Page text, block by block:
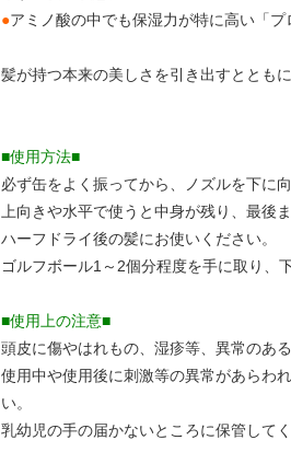
●アミノ酸の中でも保湿力が特に高い「
髪が持つ本来の美しさを引き出すととも
■使用方法■
必ず缶をよく振ってから、ノズルを下に
上向きや水平で使うと中身が残り、最後
ハーフドライ後の髪にお使いください。
ゴルフボール1～2個分程度を手に取り、
■使用上の注意■
頭皮に傷やはれもの、湿疹等、異常のあ
使用中や使用後に刺激等の異常があらわ
い。
乳幼児の手の届かないところに保管してく